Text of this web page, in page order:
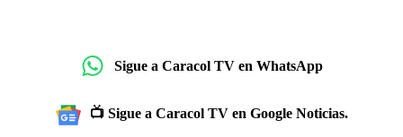
Sigue a Caracol TV en WhatsApp
📺 Sigue a Caracol TV en Google Noticias.